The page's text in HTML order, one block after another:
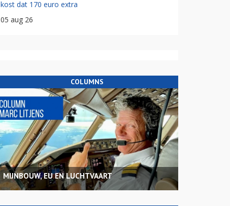
kost dat 170 euro extra
05 aug 26
COLUMNS
MIJNBOUW, EU EN LUCHTVAART